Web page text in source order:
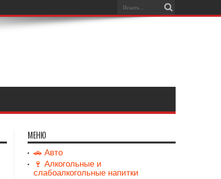
МЕНЮ
🚗 Авто
🍷 Алкогольные и
слабоалкогольные напитки